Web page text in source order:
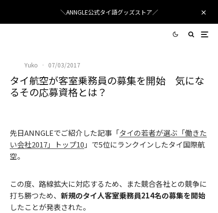
＼ANNGLE公式タイ語グッズストア／
Yuko · 07/03/2017
タイ航空が客室乗務員の募集を開始 気にな
るその応募資格とは？
先日ANNGLEでご紹介した記事「タイの若者が選ぶ「働きた
い会社2017」トップ10 」で5位にランクインしたタイ国際航
空。
この度、路線拡大に対応するため、また競合各社との競争に
打ち勝つため、 新規のタイ人客室乗務員214名の募集を開始
したことが発表された。